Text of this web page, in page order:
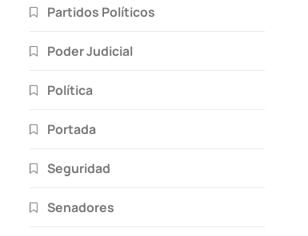
Partidos Políticos
Poder Judicial
Política
Portada
Seguridad
Senadores